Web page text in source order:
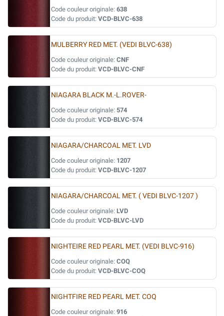
Code couleur originale: 638
Code du produit: VCD-BLVC-638
MULBERRY RED MET. (VEDI BLVC-638)
Code couleur originale: CNF
Code du produit: VCD-BLVC-CNF
NIAGARA BLACK M.-L.ROVER-
Code couleur originale: 574
Code du produit: VCD-BLVC-574
NIAGARA/CHARCOAL MET. LVD
Code couleur originale: 1207
Code du produit: VCD-BLVC-1207
NIAGARA/CHARCOAL MET. ( VEDI BLVC-1207 )
Code couleur originale: LVD
Code du produit: VCD-BLVC-LVD
NIGHTEIRE RED PEARL MET. (VEDI BLVC-916)
Code couleur originale: COQ
Code du produit: VCD-BLVC-COQ
NIGHTFIRE RED PEARL MET. COQ
Code couleur originale: 916